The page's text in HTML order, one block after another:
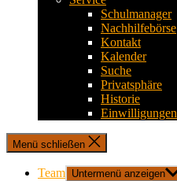
Schulmanager
Nachhilfebörse
Kontakt
Kalender
Suche
Privatsphäre
Historie
Einwilligungen
Menü schließen
Team Untermenü anzeigen